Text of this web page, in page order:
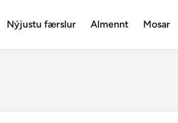
Nýjustu færslur Almennt Mosar